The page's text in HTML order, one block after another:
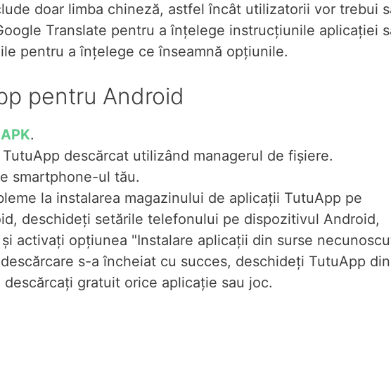
doar limba chineză, astfel încât utilizatorii vor trebui
Translate pentru a înțelege instrucțiunile aplicației
pentru a înțelege ce înseamnă opțiunile.
pentru Android
.
descărcat utilizând managerul de fișiere.
smartphone-ul tău.
la instalarea magazinului de aplicații TutuApp pe
deschideți setările telefonului pe dispozitivul Android,
activați opțiunea "Instalare aplicații din surse
s-a încheiat cu succes, deschideți TutuApp din
gratuit orice aplicație sau joc.